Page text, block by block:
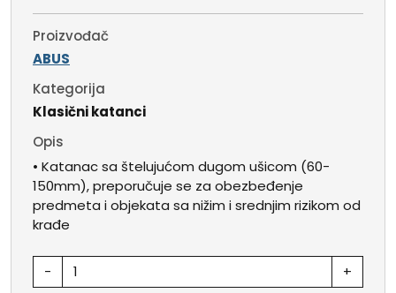
Proizvođač
ABUS
Kategorija
Klasični katanci
Opis
• Katanac sa štelujućom dugom ušicom (60-
150mm), preporučuje se za obezbeđenje
predmeta i objekata sa nižim i srednjim rizikom od
krađe
- +